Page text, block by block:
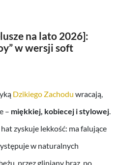
na lato 2026]:
w wersji soft
Dzikiego Zachodu wracają,
– miękkiej, kobiecej i stylowej.
zyskuje lekkość: ma falujące
w naturalnych
przez gliniany brąz, po